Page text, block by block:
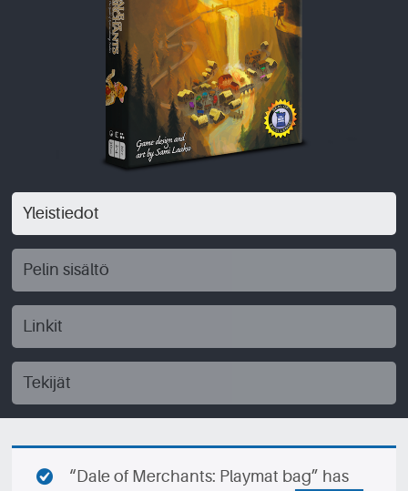
Yleistiedot
Pelin sisältö
Linkit
Tekijät
“Dale of Merchants: Playmat bag” has